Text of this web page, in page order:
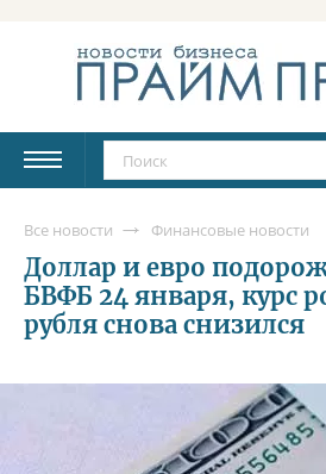
Все новости Финансовые новости
Доллар и евро
БВФБ 24 января, курс
рубля снова снизился